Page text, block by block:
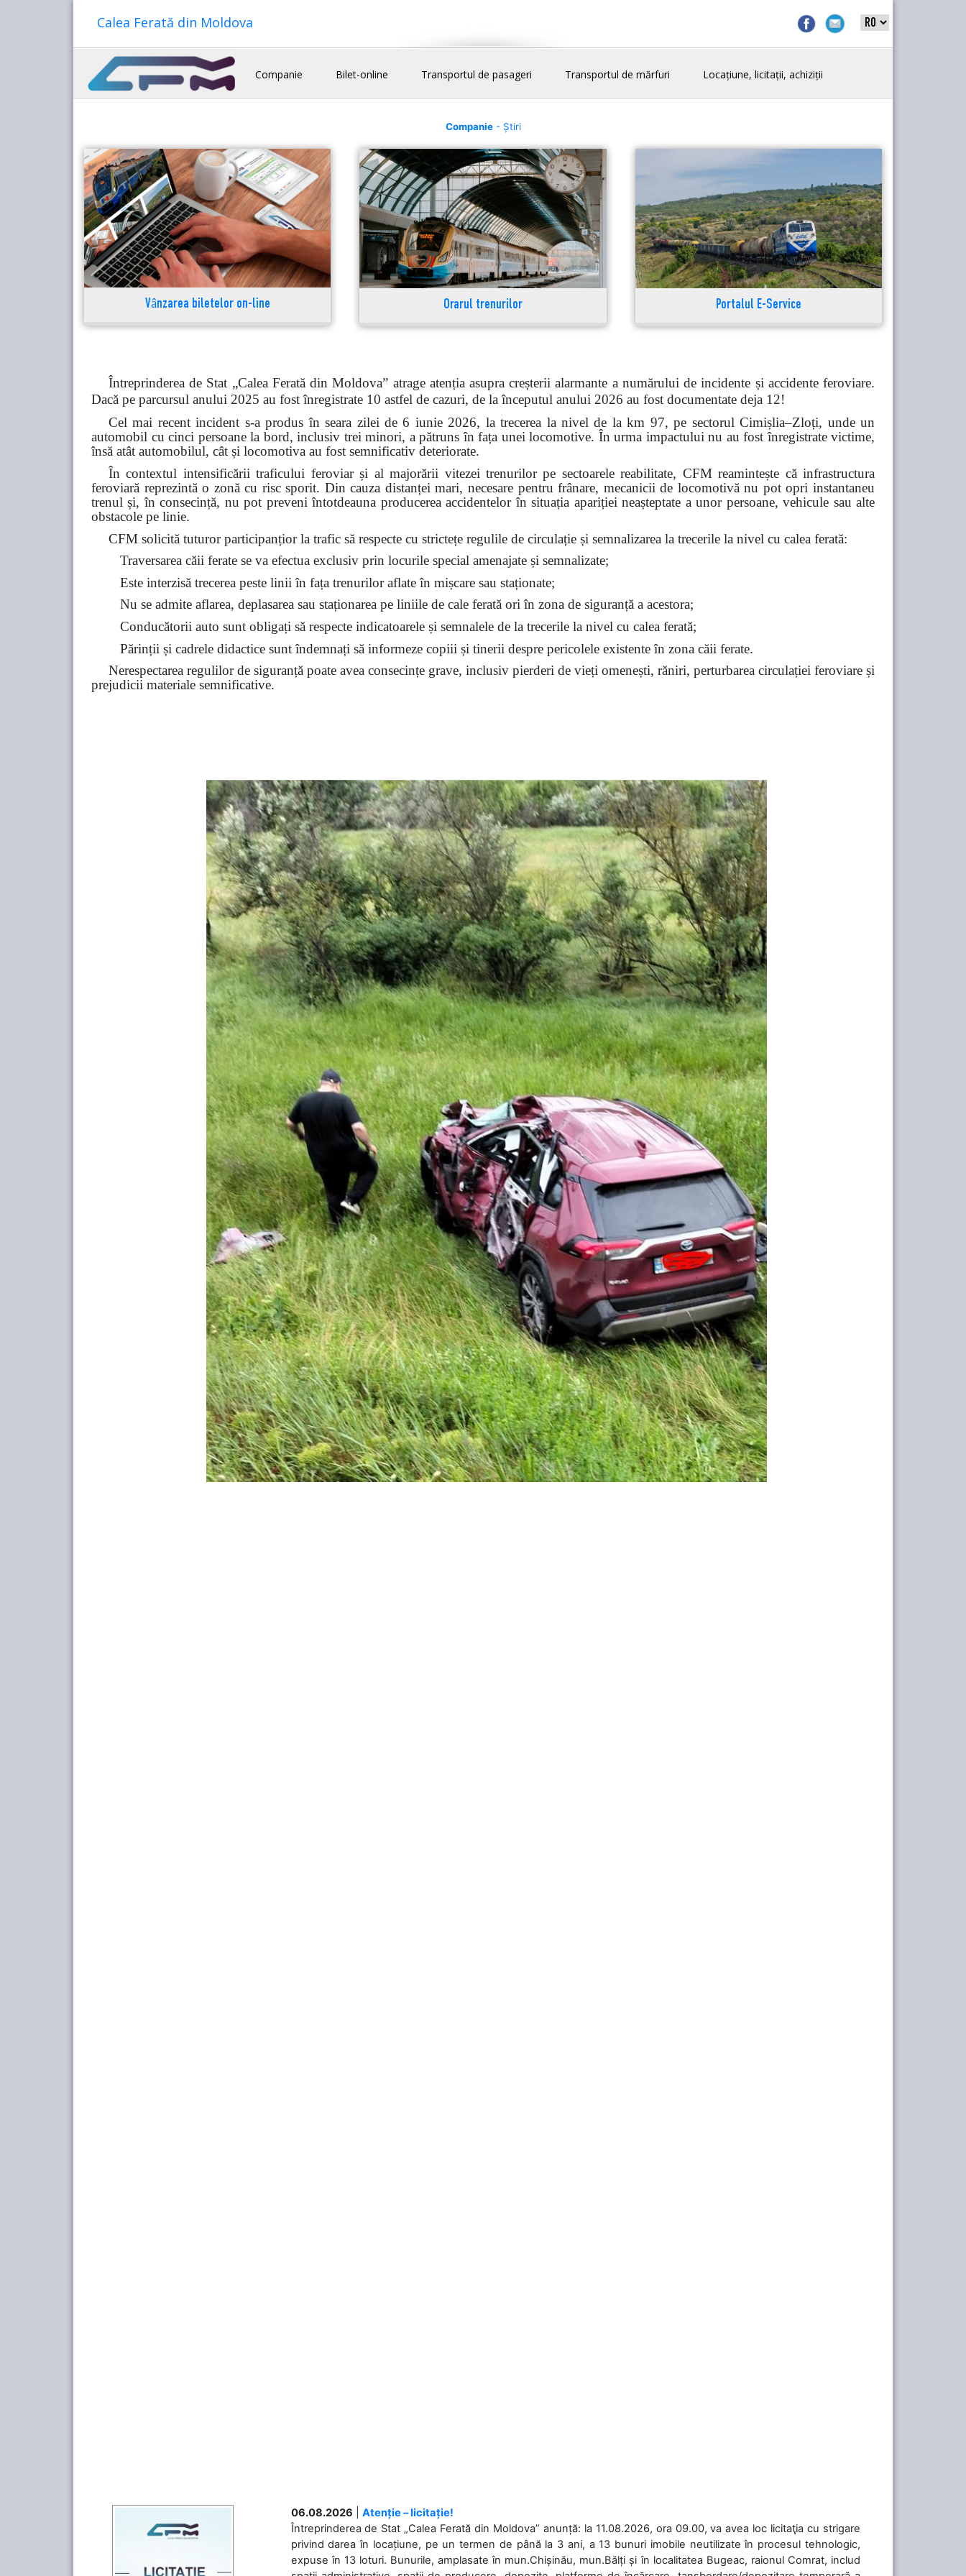
Calea Ferată din Moldova
Companie Bilet-online Transportul de pasageri Transportul de mărfuri Locațiune, licitații, achiziții
Companie- Știri
Vânzarea biletelor on-line Orarul trenurilor Portalul E-Service
Întreprinderea de Stat „Calea Ferată din Moldova” atrage atenția asupra creșterii alarmante a numărului de incidente și accidente feroviare.
Dacă pe parcursul anului 2025 au fost înregistrate 10 astfel de cazuri, de la începutul anului 2026 au fost documentate deja 12!
Cel mai recent incident s-a produs în seara zilei de 6 iunie 2026, la trecerea la nivel de la km 97, pe sectorul Cimișlia–Zloți, unde un
automobil cu cinci persoane la bord, inclusiv trei minori, a pătruns în fața unei locomotive. În urma impactului nu au fost înregistrate victime,
însă atât automobilul, cât și locomotiva au fost semnificativ deteriorate.
În contextul intensificării traficului feroviar și al majorării vitezei trenurilor pe sectoarele reabilitate, CFM reamintește că infrastructura
feroviară reprezintă o zonă cu risc sporit. Din cauza distanței mari, necesare pentru frânare, mecanicii de locomotivă nu pot opri instantaneu
trenul și, în consecință, nu pot preveni întotdeauna producerea accidentelor în situația apariției neașteptate a unor persoane, vehicule sau alte
obstacole pe linie.
CFM solicită tuturor participanțior la trafic să respecte cu strictețe regulile de circulație și semnalizarea la trecerile la nivel cu calea ferată:
Traversarea căii ferate se va efectua exclusiv prin locurile special amenajate și semnalizate;
Este interzisă trecerea peste linii în fața trenurilor aflate în mișcare sau staționate;
Nu se admite aflarea, deplasarea sau staționarea pe liniile de cale ferată ori în zona de siguranță a acestora;
Conducătorii auto sunt obligați să respecte indicatoarele și semnalele de la trecerile la nivel cu calea ferată;
Părinții și cadrele didactice sunt îndemnați să informeze copiii și tinerii despre pericolele existente în zona căii ferate.
Nerespectarea regulilor de siguranță poate avea consecințe grave, inclusiv pierderi de vieți omenești, răniri, perturbarea circulației feroviare și
prejudicii materiale semnificative.
06.08.2026
Atenție – licitație!
Întreprinderea de Stat „Calea Ferată din Moldova” anunță: la 11.08.2026, ora 09.00, va avea loc licitaţia cu strigare
privind darea în locațiune, pe un termen de până la 3 ani, a 13 bunuri imobile neutilizate în procesul tehnologic,
expuse în 13 loturi. Bunurile, amplasate în mun.Chișinău, mun.Bălți și în localitatea Bugeac, raionul Comrat, includ